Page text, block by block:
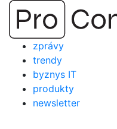
Přejít
obsah
zprávy
trendy
byznys IT
produkty
newsletter